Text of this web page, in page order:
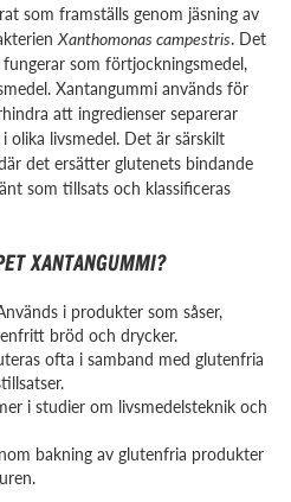
som framställs genom jäsning av
Xanthomonas campestris. Det
som förtjockningsmedel,
Xantangummi används för
att ingredienser separerar
olika livsmedel. Det är särskilt
det ersätter glutenets bindande
som tillsats och klassificeras
XANTANGUMMI?
i produkter som såser,
bröd och drycker.
ofta i samband med glutenfria
i studier om livsmedelsteknik och
bakning av glutenfria produkter